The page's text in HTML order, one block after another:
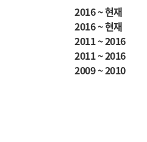
2016 ~ 현재
2016 ~ 현재
2011 ~ 2016
2011 ~ 2016
2009 ~ 2010